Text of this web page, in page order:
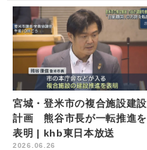
宮城・登米市の複合施設建設
計画 熊谷市長が一転推進を
表明 | khb東日本放送
2026.06.26